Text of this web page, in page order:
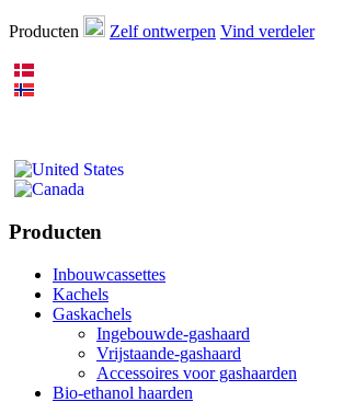
Producten Zelf ontwerpen Vind verdeler
Producten
Inbouwcassettes
Kachels
Gaskachels
Ingebouwde-gashaard
Vrijstaande-gashaard
Accessoires voor gashaarden
Bio-ethanol haarden